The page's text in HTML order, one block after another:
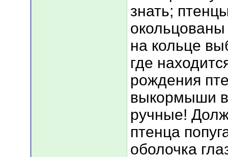
знать;
на кольце
где
рождения
выкормыши
ручные!
птенца
оболочка